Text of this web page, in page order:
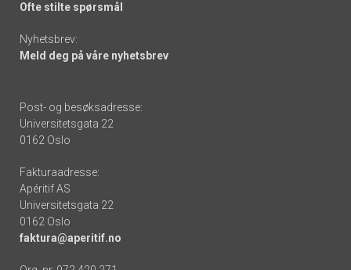
Ofte stilte spørsmål
Nyhetsbrev:
Meld deg på våre nyhetsbrev
Post- og besøksadresse:
Universitetsgata 22
0162 Oslo
Fakturaadresse:
Apéritif AS
Universitetsgata 22
0162 Oslo
faktura@aperitif.no